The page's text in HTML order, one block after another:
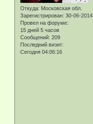
Откуда: Московская обл.
Зарегистрирован: 30-06-2014
Провел на форуме:
15 дней 5 часов
Сообщений: 209
Последний визит:
Сегодня 04:06:16